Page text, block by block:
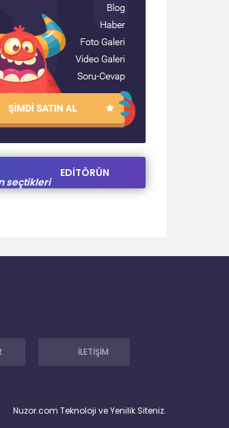
EDİTÖRÜN
İLETİŞİM
Nuzor.com Teknoloji ve Yenilik Siteniz.